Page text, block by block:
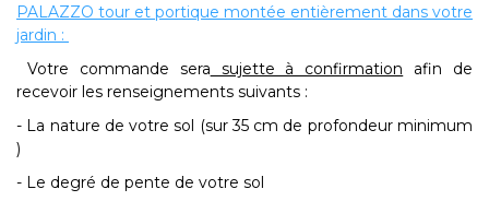
PALAZZO tour et portique montée entièrement dans votre
jardin :
Votre commande sera sujette à confirmation afin de
recevoir les renseignements suivants :
- La nature de votre sol (sur 35 cm de profondeur minimum
)
- Le degré de pente de votre sol